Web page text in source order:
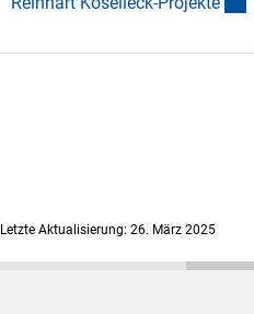
Letzte Aktualisierung: 26. März 2025